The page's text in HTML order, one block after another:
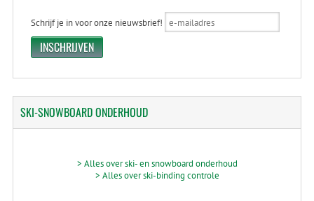
Schrijf je in voor onze nieuwsbrief!
SKI-SNOWBOARDONDERHOUD
> Alles over ski- en snowboard onderhoud
> Alles over ski-binding controle